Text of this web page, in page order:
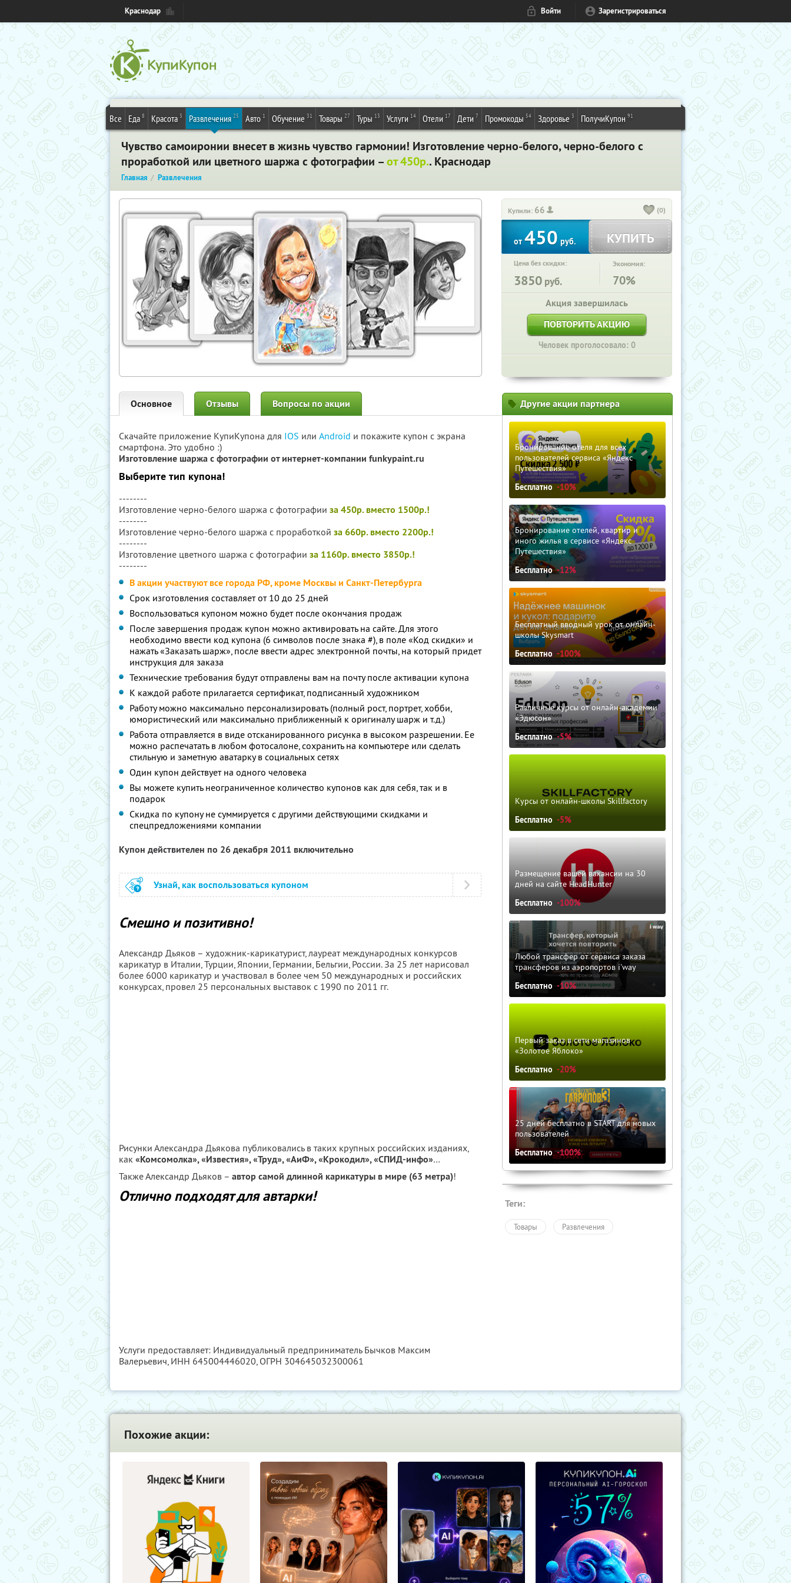
Краснодар Войти Зарегистрироваться
Все Еда 8 Красота 3 Развлечения 25 Авто 1 Обучение 31 Товары 27 Туры 13 Услуги 14 Отели 17 Дети 7 Промокоды 54 Здоровье 3 ПолучиКупон 91
Чувство самоиронии внесет в жизнь чувство гармонии! Изготовление черно-белого, черно-белого с
проработкой или цветного шаржа с фотографии –от 450р.. Краснодар
Главная Развлечения
Купили: 66 (0)
от450руб. КУПИТЬ
Цена без скидки:
3850 руб.
Экономия:
70%
Акция завершилась
ПОВТОРИТЬ АКЦИЮ
Человек проголосовало: 0
Основное Отзывы Вопросы по акции
Скачайте приложение КупиКупона для IOS или Android и покажите купон с экрана
смартфона. Это удобно :)
Изготовление шаржа с фотографии от интернет-компании funkypaint.ru
Выберите тип купона!
--------
Изготовление черно-белого шаржа с фотографии за 450р. вместо 1500р.!
--------
Изготовление черно-белого шаржа с проработкой за 660р. вместо 2200р.!
--------
Изготовление цветного шаржа с фотографии за 1160р. вместо 3850р.!
--------
В акции участвуют все города РФ, кроме Москвы и Санкт-Петербурга
Срок изготовления составляет от 10 до 25 дней
Воспользоваться купоном можно будет после окончания продаж
После завершения продаж купон можно активировать на сайте. Для этого
необходимо ввести код купона (6 символов после знака #), в поле «Код скидки» и
нажать «Заказать шарж», после ввести адрес электронной почты, на который придет
инструкция для заказа
Технические требования будут отправлены вам на почту после активации купона
К каждой работе прилагается сертификат, подписанный художником
Работу можно максимально персонализировать (полный рост, портрет, хобби,
юмористический или максимально приближенный к оригиналу шарж и т.д.)
Работа отправляется в виде отсканированного рисунка в высоком разрешении. Ее
можно распечатать в любом фотосалоне, сохранить на компьютере или сделать
стильную и заметную аватарку в социальных сетях
Один купон действует на одного человека
Вы можете купить неограниченное количество купонов как для себя, так и в
подарок
Скидка по купону не суммируется с другими действующими скидками и
спецпредложениями компании
Купон действителен по 26 декабря 2011 включительно
Узнай, как воспользоваться купоном
Смешно и позитивно!
Александр Дьяков – художник-карикатурист, лауреат международных конкурсов
карикатур в Италии, Турции, Японии, Германии, Бельгии, России. За 25 лет нарисовал
более 6000 карикатур и участвовал в более чем 50 международных и российских
конкурсах, провел 25 персональных выставок с 1990 по 2011 гг.
Рисунки Александра Дьякова публиковались в таких крупных российских изданиях,
как «Комсомолка», «Известия», «Труд», «АиФ», «Крокодил», «СПИД-инфо»…
Также Александр Дьяков – автор самой длинной карикатуры в мире (63 метра)!
Отлично подходят для автарки!
Услуги предоставляет: Индивидуальный предприниматель Бычков Максим
Валерьевич, ИНН 645004446020, ОГРН 304645032300061
Другие акции партнера
Бронирование отеля для всех
пользователей сервиса «Яндекс
Путешествия»
Бесплатно -10%
Бронирование отелей, квартир и
иного жилья в сервисе «Яндекс
Путешествия»
Бесплатно -12%
Бесплатный вводный урок от онлайн-
школы Skysmart
Бесплатно -100%
Различные курсы от онлайн-академии
«Эдюсон»
Бесплатно -5%
Курсы от онлайн-школы Skillfactory
Бесплатно -5%
Размещение вашей вакансии на 30
дней на сайте HeadHunter
Бесплатно -100%
Любой трансфер от сервиса заказа
трансферов из аэропортов i'way
Бесплатно -10%
Первый заказ в сети магазинов
«Золотое Яблоко»
Бесплатно -20%
25 дней бесплатно в START для новых
пользователей
Бесплатно -100%
Теги:
Товары Развлечения
Похожие акции: